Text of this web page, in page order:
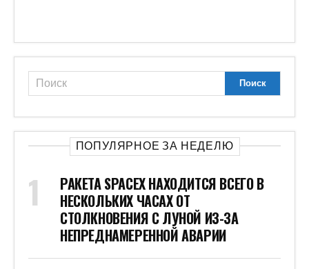
ПОПУЛЯРНОЕ ЗА НЕДЕЛЮ
РАКЕТА SPACEX НАХОДИТСЯ ВСЕГО В
НЕСКОЛЬКИХ ЧАСАХ ОТ
СТОЛКНОВЕНИЯ С ЛУНОЙ ИЗ-ЗА
НЕПРЕДНАМЕРЕННОЙ АВАРИИ